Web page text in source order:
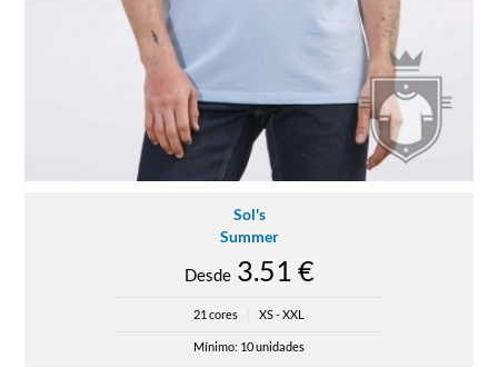
Sol's
Summer
Desde3.51 €
21 cores XS - XXL
Mínimo: 10 unidades